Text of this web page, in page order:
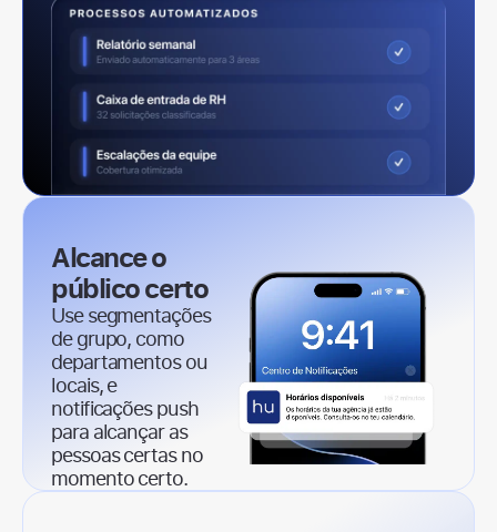
Alcance o
público certo
Use segmentações
de grupo, como
departamentos ou
locais, e
notificações push
para alcançar as
pessoas certas no
momento certo.